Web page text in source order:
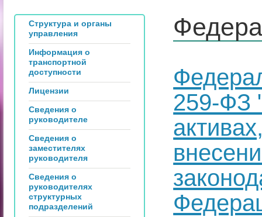
Структура и органы
управления
Информация о
транспортной
доступности
Лицензии
Сведения о
руководителе
Сведения о
заместителях
руководителя
Сведения о
руководителях
структурных
подразделений
259-ФЗ